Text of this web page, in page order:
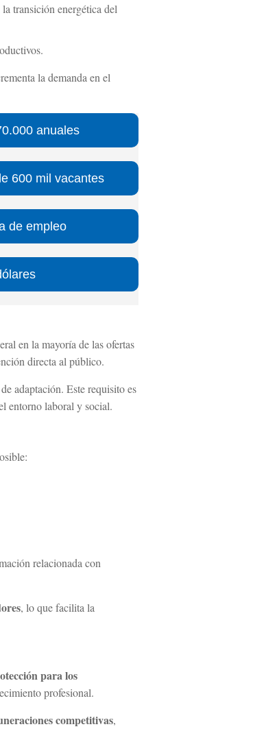
transición energética del
la demanda en el
anuales
600 mil vacantes
de empleo
en la mayoría de las ofertas
directa al público.
adaptación. Este requisito es
entorno laboral y social.
relacionada con
, lo que facilita la
para los
profesional.
competitivas,